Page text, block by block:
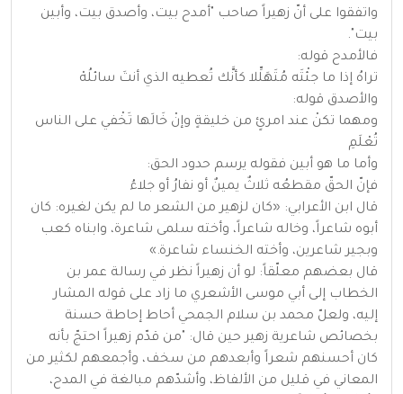
واتفقوا على أنّ زهيراً صاحب "أمدح بيت، وأصدق بيت، وأبين
بيت".
فالأمدح قوله:
تراهُ إذا ما جئْتَه مُتَهَلِّلا كأنَّك تُعطيه الذي أنتَ سائلُهْ
والأصدق قوله:
ومهما تكنْ عند امرئٍ من خليقةٍ وإنْ خَالَها تَخْفي على الناس
تُعْلَمِ
وأما ما هو أبين فقوله يرسم حدود الحق:
فإنّ الحقّ مقطعُه ثلاثٌ يمينٌ أو نفارُ أو جلاءُ
قال ابن الأعرابي: «كان لزهير من الشعر ما لم يكن لغيره: كان
أبوه شاعراً، وخاله شاعراً، وأخته سلمى شاعرة، وابناه كعب
وبجير شاعرين، وأخته الخنساء شاعرة.»
قال بعضهم معلّقاً: لو أن زهيراً نظر في رسالة عمر بن
الخطاب إلى أبي موسى الأشعري ما زاد على قوله المشار
إليه، ولعلّ محمد بن سلام الجمحي أحاط إحاطة حسنة
بخصائص شاعرية زهير حين قال: "من قدّم زهيراً احتجّ بأنه
كان أحسنهم شعراً وأبعدهم من سخف، وأجمعهم لكثير من
المعاني في قليل من الألفاظ، وأشدّهم مبالغة في المدح،